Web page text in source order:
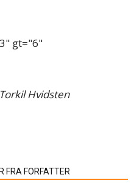
gt="6"
Hvidsten
FRA FORFATTER